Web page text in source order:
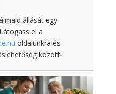
állását egy
el a
oldalunkra és
között!